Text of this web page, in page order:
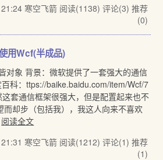
寒空飞箭 阅读(1138) 评论(3) 推荐
(0)
用Wcf(半成品)
对象 背景：微软提供了一套强大的通信
科：ttps://baike.baidu.com/item/Wcf/7
套通信框架很强大，但是配置起来也不
而却步（包括我），我这人向来不喜欢
阅读全文
寒空飞箭 阅读(1212) 评论(1) 推荐
(1)